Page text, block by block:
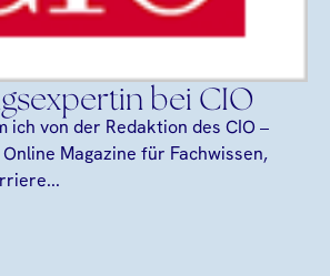
bei CIO
ich von der Redaktion des CIO –
Magazine für Fachwissen,